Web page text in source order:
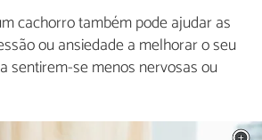
cachorro também pode ajudar as
ou ansiedade a melhorar o seu
sentirem-se menos nervosas ou